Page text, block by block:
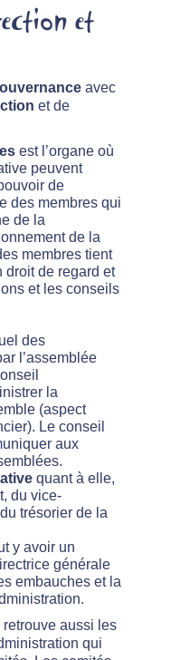
et
avec
et de
est l’organe où
peuvent
de
des membres qui
de la
de la
membres tient
droit de regard et
et les conseils
des
l’assemblée
la
(aspect
Le conseil
aux
quant à elle,
du vice-
trésorier de la
y avoir un
générale
embauches et la
retrouve aussi les
qui